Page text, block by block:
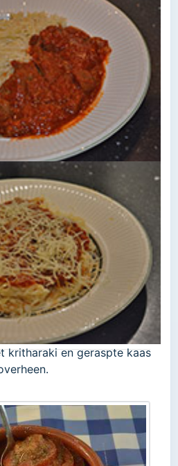
laten koken tot het
gaar is.
naar smaak toevoegen en
de kokkinisto.
kritharaki en geraspte kaas